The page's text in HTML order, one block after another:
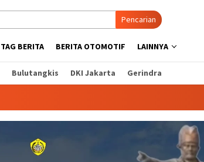
Pencarian
TAG BERITA BERITA OTOMOTIF LAINNYA
Bulutangkis DKI Jakarta Gerindra